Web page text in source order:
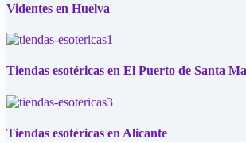
Videntes en Huelva
Tiendas esotéricas en El Puerto de Santa
Tiendas esotéricas en Alicante